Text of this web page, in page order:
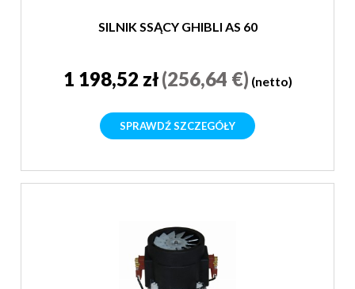
SILNIK SSĄCY GHIBLI AS 60
1 198,52 zł(256,64 €) (netto)
SPRAWDŹ SZCZEGÓŁY